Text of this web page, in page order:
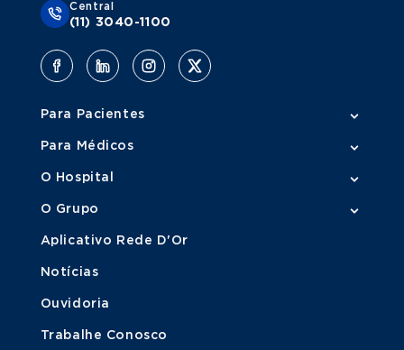
Central
(11) 3040-1100
Para Pacientes
Para Médicos
O Hospital
O Grupo
Aplicativo Rede D'Or
Notícias
Ouvidoria
Trabalhe Conosco